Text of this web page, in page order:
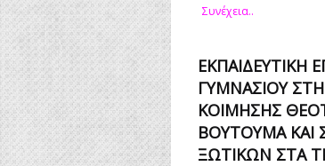
Συνέχεια..
ΕΚΠΑΙΔΕΥΤΙΚΉ
ΓΥΜΝΑΣΊΟΥ
ΚΟΊΜΗΣΗΣ
ΒΟΥΤΟΥΜΆ
ΞΩΤΙΚΏΝ ΣΤΑ